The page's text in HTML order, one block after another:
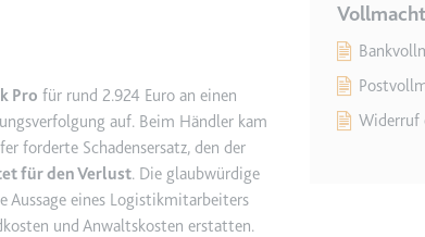
Effizienz der Werbeaktivitäten der Website zu messen,
der Website über mehrere Websites hinweg
Pro für rund 2.924 Euro an einen
auf. Beim Händler kam
forderte Schadensersatz, den der
für den Verlust. Die glaubwürdige
Aussage eines Logistikmitarbeiters
und Anwaltskosten erstatten.
Widerruf